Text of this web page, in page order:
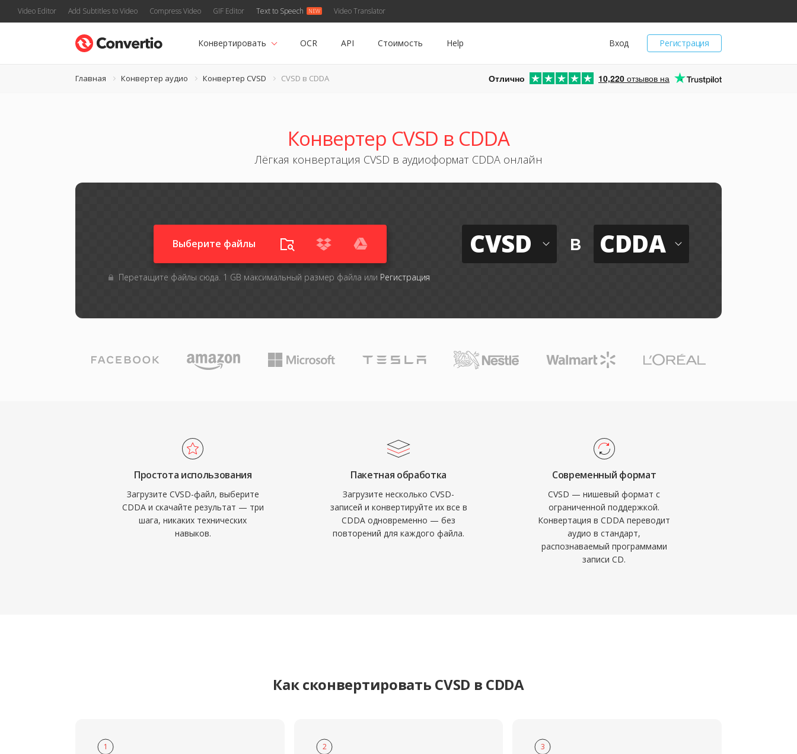
Video Editor Add Subtitles to Video Compress Video GIF Editor Text to Speech Video Translator
Регистрация
Вход
Конвертировать OCR API Стоимость Help
Главная Конвертер аудио Конвертер CVSD CVSD в CDDA Отлично 10,220 отзывов на
Конвертер CVSD в CDDA
Лёгкая конвертация CVSD в аудиоформат CDDA онлайн
Выберите файлы
Перетащите файлы сюда. 1 GB максимальный размер файла или Регистрация
CVSD в CDDA
Простота использования
Загрузите CVSD-файл, выберите
CDDA и скачайте результат — три
шага, никаких технических
навыков.
Пакетная обработка
Загрузите несколько CVSD-
записей и конвертируйте их все в
CDDA одновременно — без
повторений для каждого файла.
Современный формат
CVSD — нишевый формат с
ограниченной поддержкой.
Конвертация в CDDA переводит
аудио в стандарт,
распознаваемый программами
записи CD.
Как сконвертировать CVSD в CDDA
1 2 3